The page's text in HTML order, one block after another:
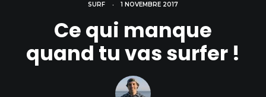
SURF • 1 NOVEMBRE 2017
Ce qui manque
quand tu vas surfer !